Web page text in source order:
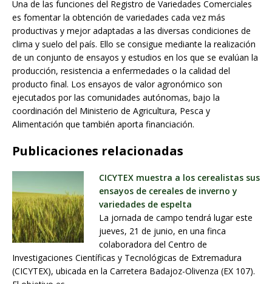
Una de las funciones del Registro de Variedades Comerciales
es fomentar la obtención de variedades cada vez más
productivas y mejor adaptadas a las diversas condiciones de
clima y suelo del país. Ello se consigue mediante la realización
de un conjunto de ensayos y estudios en los que se evalúan la
producción, resistencia a enfermedades o la calidad del
producto final. Los ensayos de valor agronómico son
ejecutados por las comunidades autónomas, bajo la
coordinación del Ministerio de Agricultura, Pesca y
Alimentación que también aporta financiación.
Publicaciones relacionadas
CICYTEX muestra a los cerealistas sus
ensayos de cereales de inverno y
variedades de espelta
La jornada de campo tendrá lugar este
jueves, 21 de junio, en una finca
colaboradora del Centro de
Investigaciones Científicas y Tecnológicas de Extremadura
(CICYTEX), ubicada en la Carretera Badajoz-Olivenza (EX 107).